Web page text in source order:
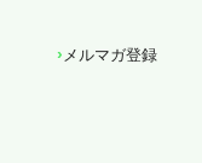
メルマガ登録